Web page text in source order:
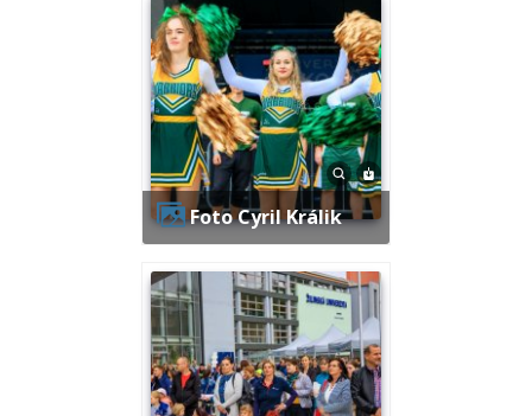
Foto Cyril Králik